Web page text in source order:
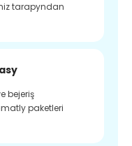
tarapyndan
bejeriş
paketleri